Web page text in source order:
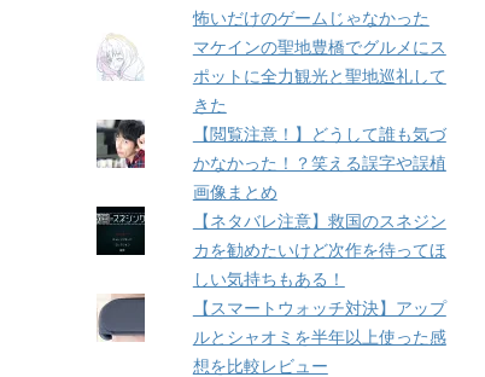
怖いだけのゲームじゃなかった
マケインの聖地豊橋でグルメにス
ポットに全力観光と聖地巡礼して
きた
【閲覧注意！】どうして誰も気づ
かなかった！？笑える誤字や誤植
画像まとめ
【ネタバレ注意】救国のスネジン
カを勧めたいけど次作を待ってほ
しい気持ちもある！
【スマートウォッチ対決】アップ
ルとシャオミを半年以上使った感
想を比較レビュー